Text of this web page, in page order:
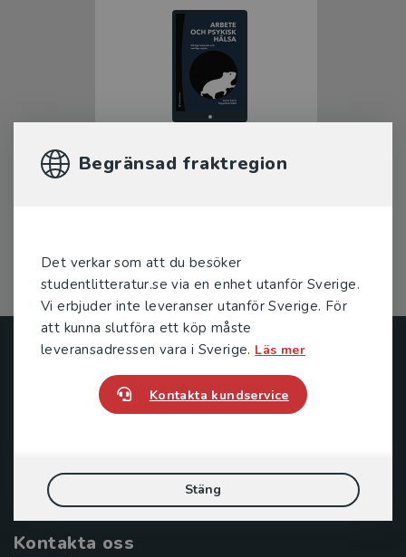
Begränsad fraktregion
Det verkar som att du besöker
studentlitteratur.se via en enhet utanför Sverige.
Vi erbjuder inte leveranser utanför Sverige. För
att kunna slutföra ett köp måste
leveransadressen vara i Sverige. Läs mer
Kontakta kundservice
Stäng
Arbete och psykisk hälsa
Studentlitteratur
Studentlitteratur grundades 1963 och är idag Sveriges
längs hela kunskapsresan.
Kontakta oss